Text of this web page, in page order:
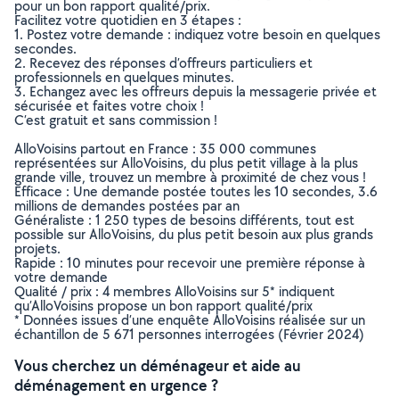
pour un bon rapport qualité/prix.
Facilitez votre quotidien en 3 étapes :
1. Postez votre demande : indiquez votre besoin en quelques
secondes.
2. Recevez des réponses d’offreurs particuliers et
professionnels en quelques minutes.
3. Echangez avec les offreurs depuis la messagerie privée et
sécurisée et faites votre choix !
C’est gratuit et sans commission !
AlloVoisins partout en France : 35 000 communes
représentées sur AlloVoisins, du plus petit village à la plus
grande ville, trouvez un membre à proximité de chez vous !
Efficace : Une demande postée toutes les 10 secondes, 3.6
millions de demandes postées par an
Généraliste : 1 250 types de besoins différents, tout est
possible sur AlloVoisins, du plus petit besoin aux plus grands
projets.
Rapide : 10 minutes pour recevoir une première réponse à
votre demande
Qualité / prix : 4 membres AlloVoisins sur 5* indiquent
qu’AlloVoisins propose un bon rapport qualité/prix
* Données issues d’une enquête AlloVoisins réalisée sur un
échantillon de 5 671 personnes interrogées (Février 2024)
Vous cherchez un déménageur et aide au
déménagement en urgence ?